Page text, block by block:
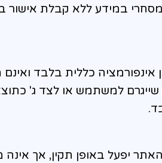
מסחרי במידע ללא קבלת
כללית בלבד ואינם
למשתמש או לצד ג'
יפעל באופן תקין, אך